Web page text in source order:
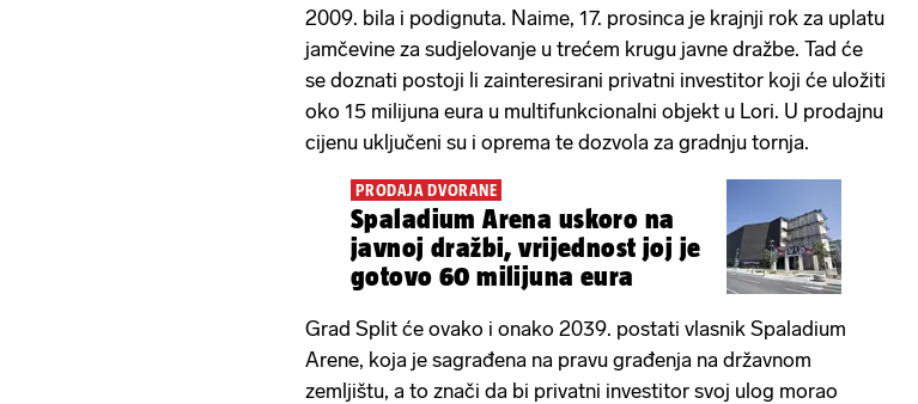
2009. bila i podignuta. Naime, 17. prosinca je krajnji rok za uplatu
jamčevine za sudjelovanje u trećem krugu javne dražbe. Tad će
se doznati postoji li zainteresirani privatni investitor koji će uložiti
oko 15 milijuna eura u multifunkcionalni objekt u Lori. U prodajnu
cijenu uključeni su i oprema te dozvola za gradnju tornja.
PRODAJA DVORANE
Spaladium Arena uskoro na
javnoj dražbi, vrijednost joj je
gotovo 60 milijuna eura
Grad Split će ovako i onako 2039. postati vlasnik Spaladium
Arene, koja je sagrađena na pravu građenja na državnom
zemljištu, a to znači da bi privatni investitor svoj ulog morao